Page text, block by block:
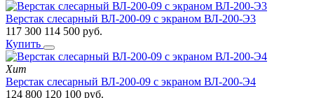
Верстак слесарный ВЛ-200-09 с экраном ВЛ-200-Э3
117 300 114 500 руб.
Купить
Хит
Верстак слесарный ВЛ-200-09 с экраном ВЛ-200-Э4
124 800 120 100 руб.